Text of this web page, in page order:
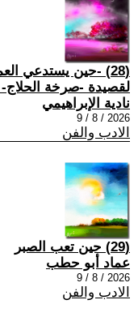
(28) -حين يستدعي
لقصيدة -صرخة
نادية الإبراهيمي
2026 / 8 / 9
الادب والفن
(29) حين تعب الصبر
عماد أبو حطب
2026 / 8 / 9
الادب والفن